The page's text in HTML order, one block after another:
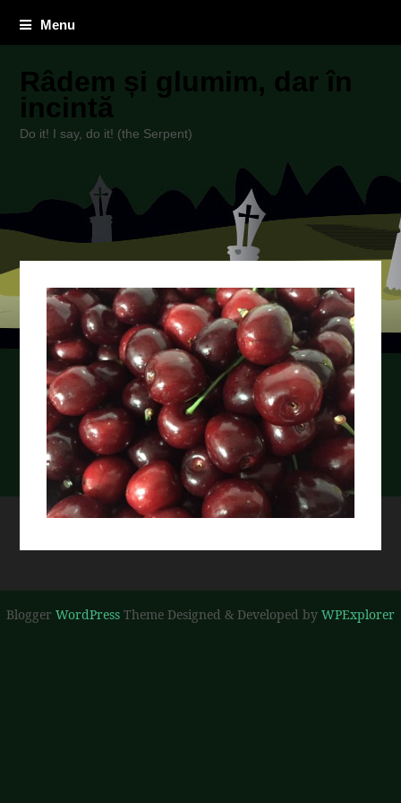
Menu
Râdem și glumim, dar în
incintă
Do it! I say, do it! (the Serpent)
Blogger WordPress Theme Designed & Developed by WPExplorer